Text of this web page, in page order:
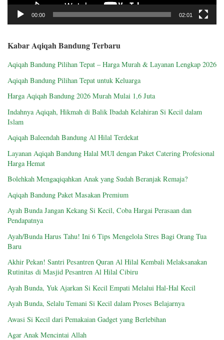
00:00 02:01
Kabar Aqiqah Bandung Terbaru
Aqiqah Bandung Pilihan Tepat – Harga Murah & Layanan Lengkap 2026
Aqiqah Bandung Pilihan Tepat untuk Keluarga
Harga Aqiqah Bandung 2026 Murah Mulai 1,6 Juta
Indahnya Aqiqah, Hikmah di Balik Ibadah Kelahiran Si Kecil dalam
Islam
Aqiqah Baleendah Bandung Al Hilal Terdekat
Layanan Aqiqah Bandung Halal MUI dengan Paket Catering Profesional
Harga Hemat
Bolehkah Mengaqiqahkan Anak yang Sudah Beranjak Remaja?
Aqiqah Bandung Paket Masakan Premium
Ayah Bunda Jangan Kekang Si Kecil, Coba Hargai Perasaan dan
Pendapatnya
Ayah/Bunda Harus Tahu! Ini 6 Tips Mengelola Stres Bagi Orang Tua
Baru
Akhir Pekan! Santri Pesantren Quran Al Hilal Kembali Melaksanakan
Rutinitas di Masjid Pesantren Al Hilal Cibiru
Ayah Bunda, Yuk Ajarkan Si Kecil Empati Melalui Hal-Hal Kecil
Ayah Bunda, Selalu Temani Si Kecil dalam Proses Belajarnya
Awasi Si Kecil dari Pemakaian Gadget yang Berlebihan
Agar Anak Mencintai Allah